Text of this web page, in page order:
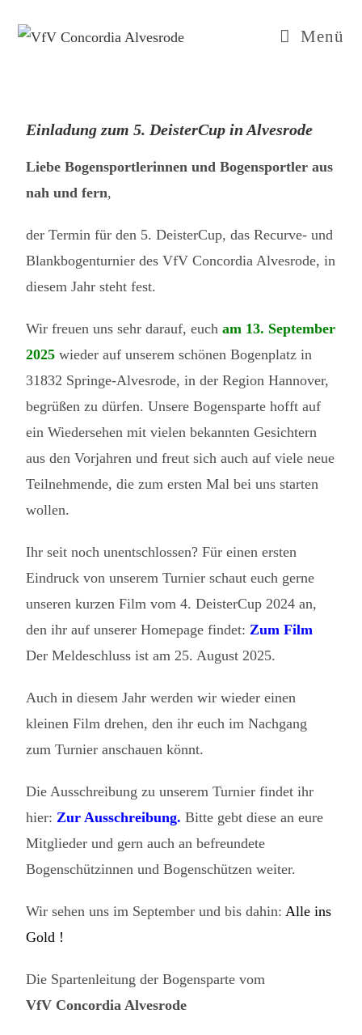
Menü
Einladung zum 5. DeisterCup in Alvesrode
Liebe Bogensportlerinnen und Bogensportler aus
nah und fern,
der Termin für den 5. DeisterCup, das Recurve- und
Blankbogenturnier des VfV Concordia Alvesrode, in
diesem Jahr steht fest.
Wir freuen uns sehr darauf, eucham 13. September
2025 wieder auf unserem schönen Bogenplatz in
31832 Springe-Alvesrode, in der Region Hannover,
begrüßen zu dürfen. Unsere Bogensparte hofft auf
ein Wiedersehen mit vielen bekannten Gesichtern
aus den Vorjahren und freut sich auch auf viele neue
Teilnehmende, die zum ersten Mal bei uns starten
wollen.
Ihr seit noch unentschlossen? Für einen ersten
Eindruck von unserem Turnier schaut euch gerne
unseren kurzen Film vom 4. DeisterCup 2024 an,
den ihr auf unserer Homepage findet:Zum Film
Der Meldeschluss ist am 25. August 2025.
Auch in diesem Jahr werden wir wieder einen
kleinen Film drehen, den ihr euch im Nachgang
zum Turnier anschauen könnt.
Die Ausschreibung zu unserem Turnier findet ihr
hier:Zur Ausschreibung.Bitte gebt diese an eure
Mitglieder und gern auch an befreundete
Bogenschützinnen und Bogenschützen weiter.
Wir sehen uns im September und bis dahin:Alle ins
Gold !
Die Spartenleitung der Bogensparte vom
VfV Concordia Alvesrode